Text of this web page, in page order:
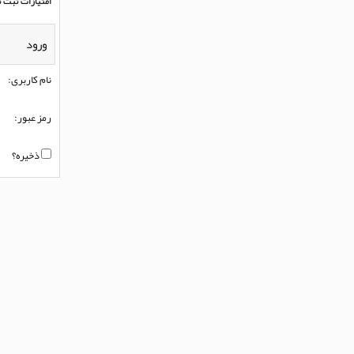
ورود
نام کاربری:
رمز عبور:
ذخیره؟